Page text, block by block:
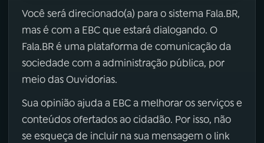
Você será direcionado(a) para o sistema Fala.BR,
mas é com a EBC que estará dialogando. O
Fala.BR é uma plataforma de comunicação da
sociedade com a administração pública, por
meio das Ouvidorias.
Sua opinião ajuda a EBC a melhorar os serviços e
conteúdos ofertados ao cidadão. Por isso, não
se esqueça de incluir na sua mensagem o link